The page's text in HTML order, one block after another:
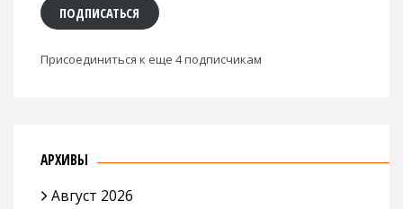
ПОДПИСАТЬСЯ
Присоединиться к еще 4 подписчикам
АРХИВЫ
Август 2026